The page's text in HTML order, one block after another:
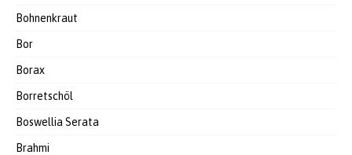
Bohnenkraut
Bor
Borax
Borretschöl
Boswellia Serata
Brahmi